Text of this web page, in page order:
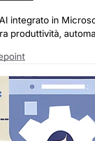
integrato in
produttività,